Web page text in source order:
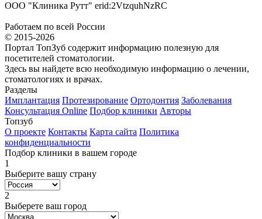
ООО "Клиника Рутт" erid:2VtzquhNzRC
Работаем по всей России
© 2015-2026
Портал ТопЗуб содержит информацию полезную для
посетителей стоматологии.
Здесь вы найдете всю необходимую информацию о лечении,
стоматологиях и врачах.
Разделы
Имплантация Протезирование Ортодонтия Заболевания
Консультация Online Подбор клиники Авторы
Топзуб
О проекте Контакты Карта сайта Политика
конфиденциальности
Подбор клиники в вашем городе
1
Выберите вашу страну
2
Выберете ваш город